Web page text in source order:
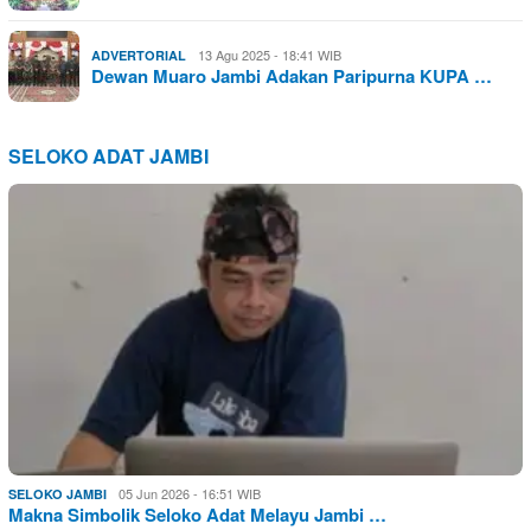
ADVERTORIAL 13 Agu 2025 - 18:41 WIB
Dewan Muaro Jambi Adakan Paripurna KUPA …
SELOKO ADAT JAMBI
SELOKO JAMBI 05 Jun 2026 - 16:51 WIB
Makna Simbolik Seloko Adat Melayu Jambi …